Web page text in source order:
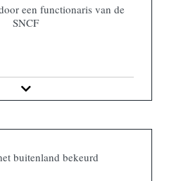
een functionaris van de
SNCF
buitenland bekeurd